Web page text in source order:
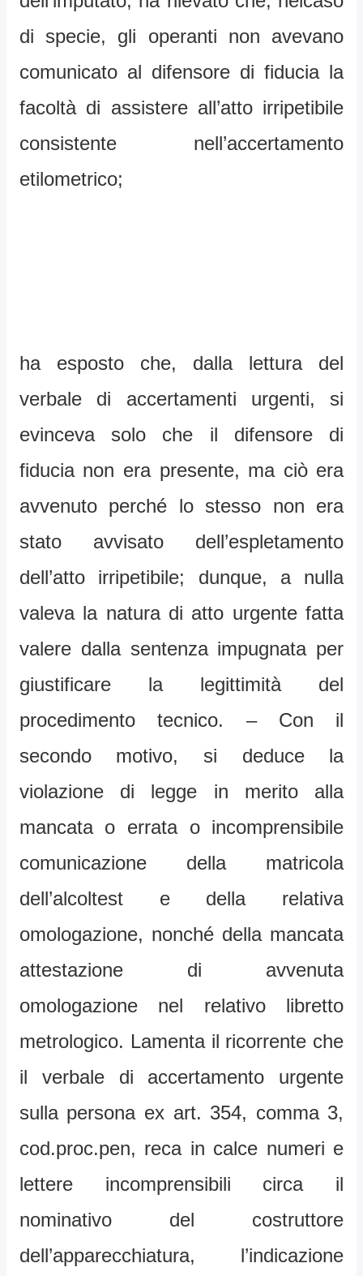
di specie, gli operanti non avevano
comunicato al difensore di fiducia la
facoltà di assistere all’atto irripetibile
consistente nell’accertamento
etilometrico;
ha esposto che, dalla lettura del
verbale di accertamenti urgenti, si
evinceva solo che il difensore di
fiducia non era presente, ma ciò era
avvenuto perché lo stesso non era
stato avvisato dell’espletamento
dell’atto irripetibile; dunque, a nulla
valeva la natura di atto urgente fatta
valere dalla sentenza impugnata per
giustificare la legittimità del
procedimento tecnico. – Con il
secondo motivo, si deduce la
violazione di legge in merito alla
mancata o errata o incomprensibile
comunicazione della matricola
dell’alcoltest e della relativa
omologazione, nonché della mancata
attestazione di avvenuta
omologazione nel relativo libretto
metrologico. Lamenta il ricorrente che
il verbale di accertamento urgente
sulla persona ex art. 354, comma 3,
cod.proc.pen, reca in calce numeri e
lettere incomprensibili circa il
nominativo del costruttore
dell’apparecchiatura, l’indicazione